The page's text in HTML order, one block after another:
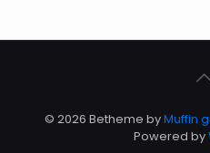
© 2026 Betheme byMuffin
Powered by